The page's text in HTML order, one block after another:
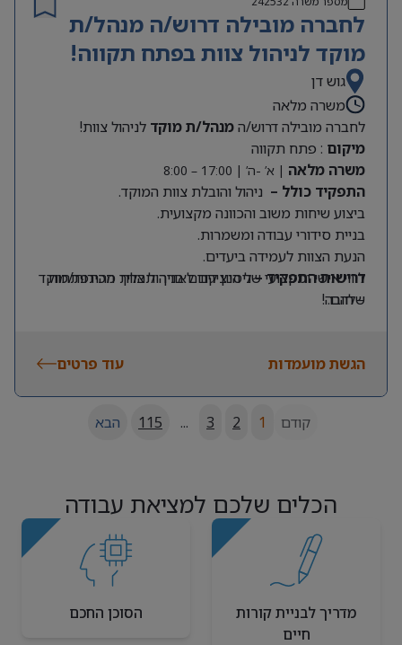
לחברה מובילה דרוש/ה מנהל/ת
מוקד לניהול צוות בפתח תקווה!
גוש דן
משרה מלאה
לחברה מובילה דרוש/המנהל/ת מוקד לניהול צוות!
מיקום : פתח תקווה
משרה מלאה | א’ -ה’ | 17:00 – 8:00
התפקיד כולל – ניהול והובלת צוות המוקד.
ביצוע שיחות משוב והכוונה מקצועית.
בניית סידורי עבודה ומשמרות.
הנעת הצוות לעמידה ביעדים.
ליווי אישי ומקצועי של הנציגים לאורך תהליך ההתפתחות
שלהם.
דרישות התפקיד –ניסיון קודם בניהול צוות מכירות/מוקד
– חובה!
הגשת מועמדות עוד פרטים
קודם 1
2
3
...
115 הבא
הכלים שלכם למציאת עבודה
מדריך לבניית קורות
חיים
הסוכן החכם